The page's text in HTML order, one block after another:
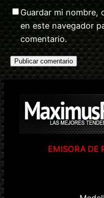
Guardar mi
en este navegador
comentario.
EMISORA DE